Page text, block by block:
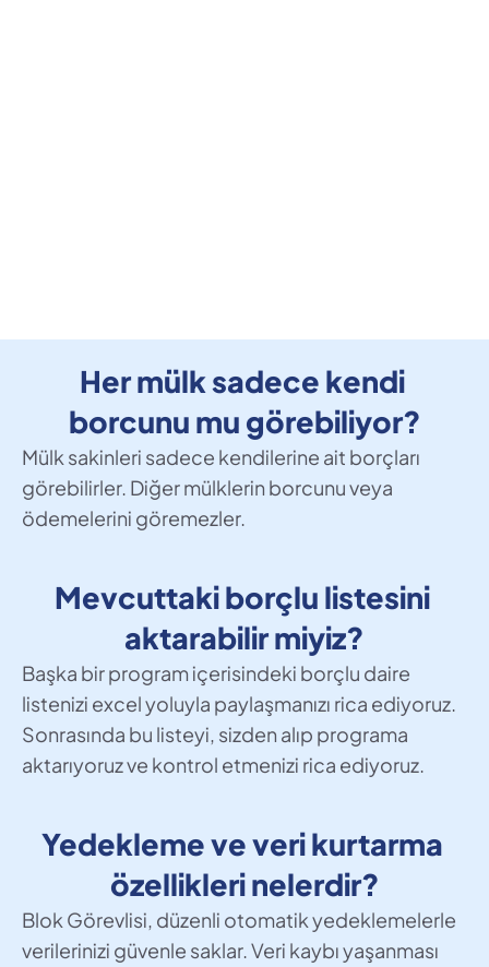
Her mülk sadece kendi
borcunu mu görebiliyor?
Mülk sakinleri sadece kendilerine ait borçları
görebilirler. Diğer mülklerin borcunu veya
ödemelerini göremezler.
Mevcuttaki borçlu listesini
aktarabilir miyiz?
Başka bir program içerisindeki borçlu daire
listenizi excel yoluyla paylaşmanızı rica ediyoruz.
Sonrasında bu listeyi, sizden alıp programa
aktarıyoruz ve kontrol etmenizi rica ediyoruz.
Yedekleme ve veri kurtarma
özellikleri nelerdir?
Blok Görevlisi, düzenli otomatik yedeklemelerle
verilerinizi güvenle saklar. Veri kaybı yaşanması